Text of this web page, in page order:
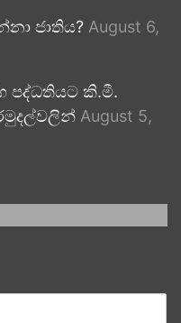
ජාතිය? August 6,
පද්ධතියට කි.මී.
August 5,